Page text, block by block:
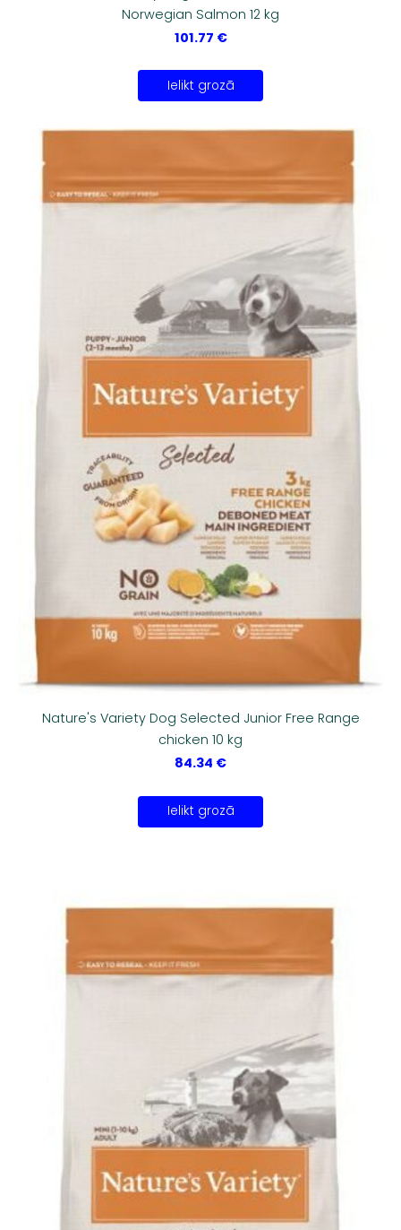
Norwegian Salmon 12 kg
101.77 €
Ielikt grozā
Nature's Variety Dog Selected Junior Free Range
chicken 10 kg
84.34 €
Ielikt grozā